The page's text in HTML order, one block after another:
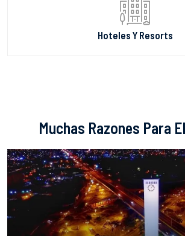
Hoteles Y Resorts
Muchas Razones Para